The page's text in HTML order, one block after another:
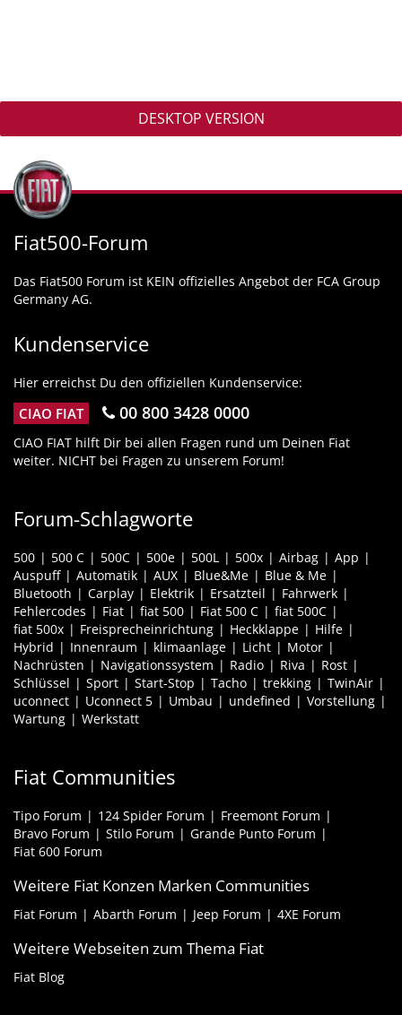
DESKTOP VERSION
Fiat500-Forum
Das Fiat500 Forum ist KEIN offizielles Angebot der FCA Group
Germany AG.
Kundenservice
Hier erreichst Du den offiziellen Kundenservice:
CIAO FIAT 00 800 3428 0000
CIAO FIAT hilft Dir bei allen Fragen rund um Deinen Fiat
weiter. NICHT bei Fragen zu unserem Forum!
Forum-Schlagworte
500 500 C 500C 500e 500L 500x Airbag
App
Auspuff
Automatik AUX Blue&Me
Blue & Me
Bluetooth
Carplay Elektrik Ersatzteil
Fahrwerk
Fehlercodes
Fiat fiat 500 Fiat 500 C
fiat 500C
fiat 500x
Freisprecheinrichtung Heckklappe
Hilfe
Hybrid
Innenraum klimaanlage Licht
Motor
Nachrüsten
Navigationssystem Radio Riva
Rost
Schlüssel
Sport Start-Stop Tacho trekking
TwinAir
uconnect
Uconnect 5 Umbau undefined
Vorstellung
Wartung
Werkstatt
Fiat Communities
Tipo Forum 124 Spider Forum
Freemont Forum
Bravo Forum
Stilo Forum
Grande Punto Forum
Fiat 600 Forum
Weitere Fiat Konzen Marken Communities
Fiat Forum Abarth Forum Jeep Forum 4XE Forum
Weitere Webseiten zum Thema Fiat
Fiat Blog